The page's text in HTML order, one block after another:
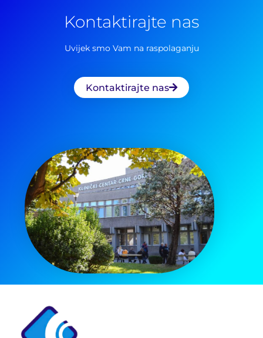
Pretraga
za:
Kontaktirajte nas
Uvijek smo Vam na raspolaganju
Kontaktirajte nas